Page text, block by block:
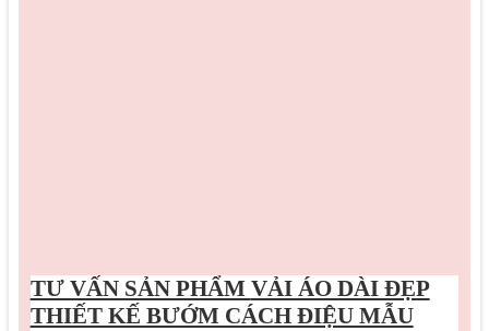
TƯ VẤN SẢN PHẨM VẢI ÁO DÀI ĐẸP
THIẾT KẾ BƯỚM CÁCH ĐIỆU MẪU